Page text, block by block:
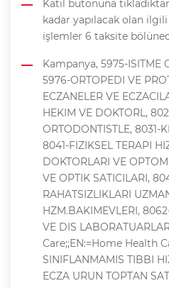
Katıl butonuna
kadar yapılacak olan
işlemler 6 taksite
Kampanya, 5975-ISITME
5976-ORTOPEDI VE
ECZANELER VE
HEKIM VE DOKTORL,
ORTODONTISTLE, 8031-
8041-FIZIKSEL TERAPI
DOKTORLARI VE
VE OPTIK SATICILARI,
RAHATSIZLIKLARI
HZM.BAKIMEVLERI,
VE DIS
Care;;EN:=Home Health
SINIFLANMAMIS TIBBI
ECZA URUN TOPTAN